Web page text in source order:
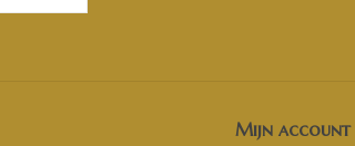
Mijn account